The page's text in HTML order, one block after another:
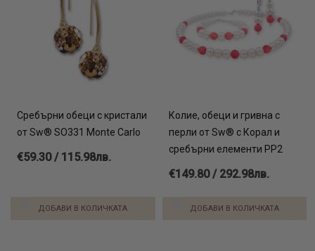
Сребърни обеци с кристали
от Sw® SO331 Monte Carlo
€59.30 / 115.98лв.
ДОБАВИ В КОЛИЧКАТА
Колие, обеци и гривна с
перли от Sw® с Корал и
сребърни елементи PP2
€149.80 / 292.98лв.
ДОБАВИ В КОЛИЧКАТА